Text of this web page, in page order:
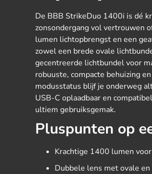
De BBB StrikeDuo 1400i is dé
zonsondergang vol vertrouwen
lumen lichtopbrengst en een
zowel een brede ovale
gecentreerde lichtbundel voor
robuuste, compacte behuizing
modusstatus blijf je onderweg
USB-C oplaadbaar en
ultiem gebruiksgemak.
Pluspunten op
Krachtige 1400 lumen
Dubbele lens met ovale